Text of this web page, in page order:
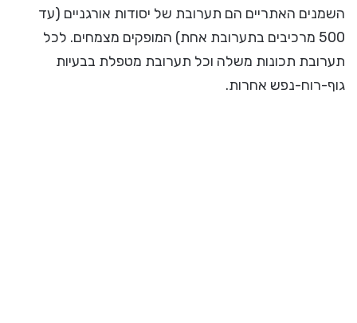
השמנים האתריים הם תערובת של יסודות אורגניים (עד
500 מרכיבים בתערובת אחת) המופקים מצמחים. לכל
תערובת תכונות משלה וכל תערובת מטפלת בבעיות
גוף-רוח-נפש אחרות.